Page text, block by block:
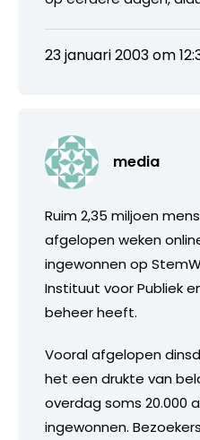
23 januari 2003 om
media
Ruim 2,35 miljoen
afgelopen weken
ingewonnen op
Instituut voor Publiek
beheer heeft.
Vooral afgelopen
het een drukte van
overdag soms 20.000
ingewonnen.